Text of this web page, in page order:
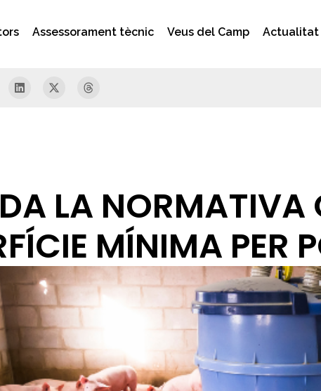
Assessorament tècnic Veus del Camp Actualitat
LA NORMATIVA
MÍNIMA PER